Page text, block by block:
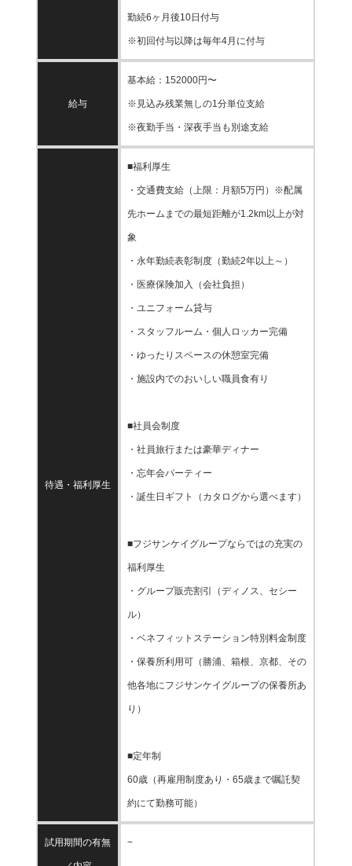
勤続6ヶ月後10日付与
※初回付与以降は毎年4月に付与
給与
基本給：152000円〜
※見込み残業無しの1分単位支給
※夜勤手当・深夜手当も別途支給
待遇・福利厚生
■福利厚生
・交通費支給（上限：月額5万円）※配属
先ホームまでの最短距離が1.2km以上が対
象
・永年勤続表彰制度（勤続2年以上～）
・医療保険加入（会社負担）
・ユニフォーム貸与
・スタッフルーム・個人ロッカー完備
・ゆったりスペースの休憩室完備
・施設内でのおいしい職員食有り
■社員会制度
・社員旅行または豪華ディナー
・忘年会パーティー
・誕生日ギフト（カタログから選べます）
■フジサンケイグループならではの充実の
福利厚生
・グループ販売割引（ディノス、セシー
ル）
・ベネフィットステーション特別料金制度
・保養所利用可（勝浦、箱根、京都、その
他各地にフジサンケイグループの保養所あ
り）
■定年制
60歳（再雇用制度あり・65歳まで嘱託契
約にて勤務可能）
試用期間の有無 −